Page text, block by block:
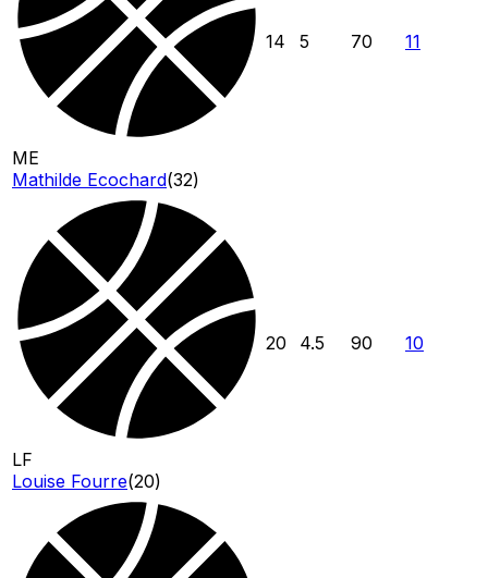
ME
Mathilde Ecochard(32)
14 5 70 11
LF
Louise Fourre(20)
20 4.5 90 10